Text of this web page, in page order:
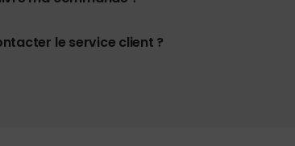
le service client ?